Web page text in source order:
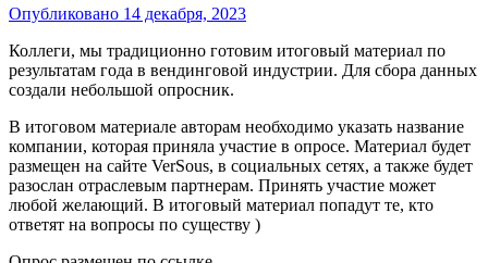
Опубликовано 14 декабря, 2023
Коллеги, мы традиционно готовим итоговый материал по
результатам года в вендинговой индустрии. Для сбора данных
создали небольшой опросник.
В итоговом материале авторам необходимо указать название
компании, которая приняла участие в опросе. Материал будет
размещен на сайте VerSous, в социальных сетях, а также будет
разослан отраслевым партнерам. Принять участие может
любой желающий. В итоговый материал попадут те, кто
ответят на вопросы по существу )